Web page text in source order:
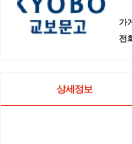
가
전
상세정보